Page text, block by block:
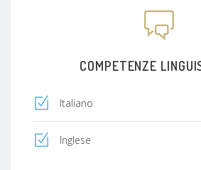
COMPETENZE
Italiano
Inglese